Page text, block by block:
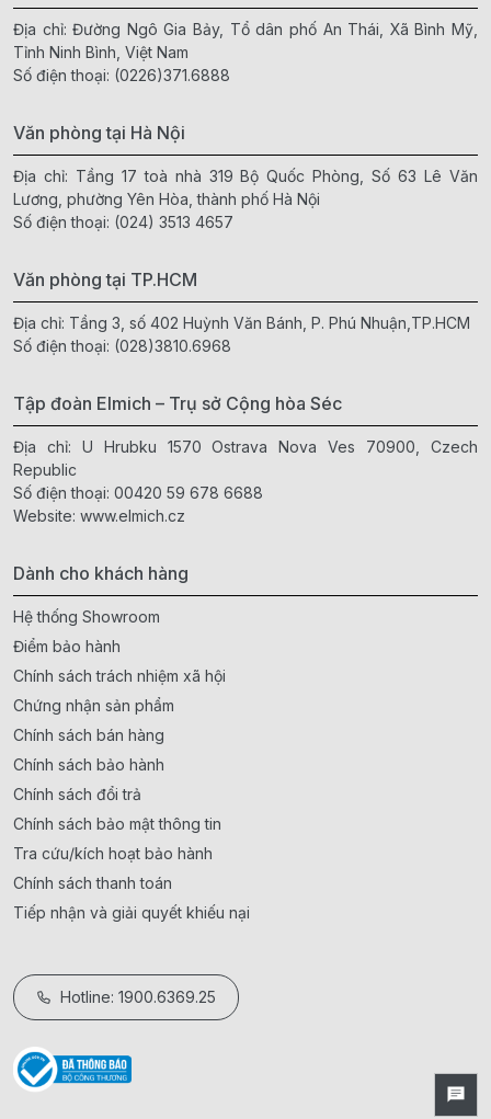
Địa chỉ: Đường Ngô Gia Bảy, Tổ dân phố An Thái, Xã Bình Mỹ,
Tỉnh Ninh Bình, Việt Nam
Số điện thoại: (0226)371.6888
Văn phòng tại Hà Nội
Địa chỉ: Tầng 17 toà nhà 319 Bộ Quốc Phòng, Số 63 Lê Văn
Lương, phường Yên Hòa, thành phố Hà Nội
Số điện thoại: (024) 3513 4657
Văn phòng tại TP.HCM
Địa chỉ: Tầng 3, số 402 Huỳnh Văn Bánh, P. Phú Nhuận,TP.HCM
Số điện thoại: (028)3810.6968
Tập đoàn Elmich – Trụ sở Cộng hòa Séc
Địa chỉ: U Hrubku 1570 Ostrava Nova Ves 70900, Czech
Republic
Số điện thoại: 00420 59 678 6688
Website: www.elmich.cz
Dành cho khách hàng
Hệ thống Showroom
Điểm bảo hành
Chính sách trách nhiệm xã hội
Chứng nhận sản phẩm
Chính sách bán hàng
Chính sách bảo hành
Chính sách đổi trả
Chính sách bảo mật thông tin
Tra cứu/kích hoạt bảo hành
Chính sách thanh toán
Tiếp nhận và giải quyết khiếu nại
Hotline: 1900.6369.25